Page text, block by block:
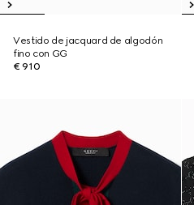
Vestido de jacquard de algodón
fino con GG
€ 910